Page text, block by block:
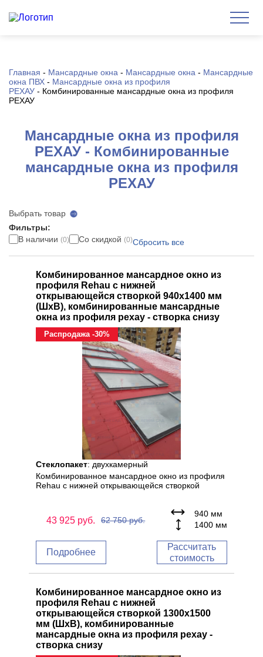
Главная - Мансардные окна - Мансардные окна - Мансардные
окна ПВХ - Мансардные окна из профиля
РЕХАУ - Комбинированные мансардные окна из профиля
РЕХАУ
Мансардные окна из профиля
РЕХАУ - Комбинированные
мансардные окна из профиля
РЕХАУ
Выбрать товар
Фильтры:
В наличии (0) Со скидкой (0)Сбросить все
Комбинированное мансардное окно из
профиля Rehau с нижней
открывающейся створкой 940x1400 мм
(ШхВ), комбинированные мансардные
окна из профиля рехау - створка снизу
Распродажа -30%
Стеклопакет: двухкамерный
Комбинированное мансардное окно из профиля
Rehau с нижней открывающейся створкой
940 мм
1400 мм
62 750руб.
43 925 руб.
Подробнее
Рассчитать
стоимость
Комбинированное мансардное окно из
профиля Rehau с нижней
открывающейся створкой 1300x1500
мм (ШхВ), комбинированные
мансардные окна из профиля рехау -
створка снизу